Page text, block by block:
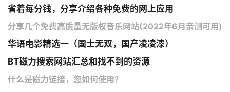
省着每分钱，分享介绍各种免费的网上应用
分享几个免费高质量无版权音乐网站(2022年6月亲测可用)
华语电影精选一（国士无双，国产凌凌漆）
BT磁力搜索网站汇总和找不到的资源
什么是磁力链接，您如何使用？